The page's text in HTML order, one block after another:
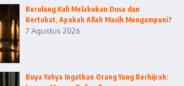
Berulang Kali Melakukan Dosa dan
Bertobat, Apakah Allah Masih Mengampuni?
7 Agustus 2026
Buya Yahya Ingatkan Orang Yang Berhijrah: